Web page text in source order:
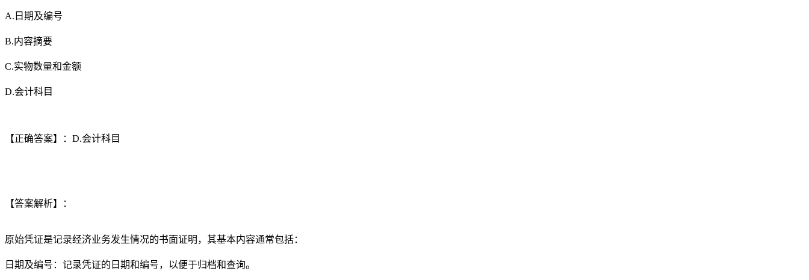
A.日期及编号
B.内容摘要
C.实物数量和金额
D.会计科目
【正确答案】：D.会计科目
【答案解析】：
原始凭证是记录经济业务发生情况的书面证明，其基本内容通常包括：
日期及编号：记录凭证的日期和编号，以便于归档和查询。